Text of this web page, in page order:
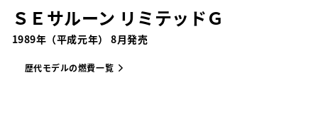
ＳＥサルーン リミテッドＧ
1989年（平成元年） 8月発売
歴代モデルの燃費一覧